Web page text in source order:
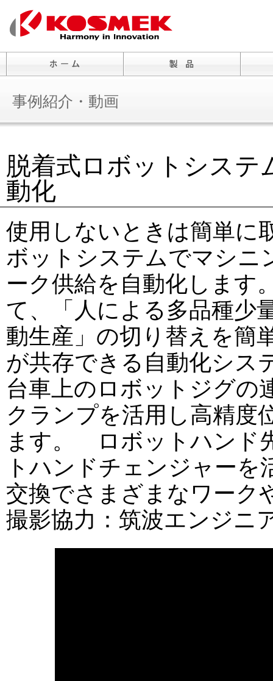
事例紹介・動画
脱着式ロボットシステ
動化
使用しないときは簡単に
ボットシステムでマシニ
ーク供給を自動化します
て、「人による多品種少
動生産」の切り替えを簡
が共存できる自動化シス
台車上のロボットジグの
クランプを活用し高精度
ます。 ロボットハンド
トハンドチェンジャー
交換でさまざまなワーク
撮影協力：筑波エンジニ